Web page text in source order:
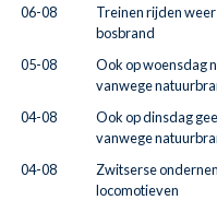
06-08
Treinen rijden
bosbrand
05-08
Ook op woensdag
vanwege
04-08
Ook op dinsdag
vanwege
04-08
Zwitserse
locomotieven